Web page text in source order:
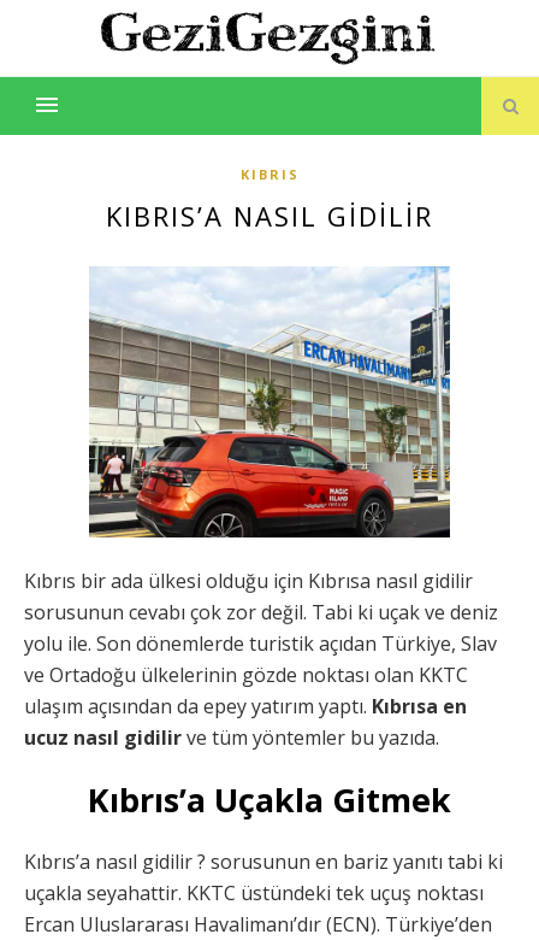
KIBRIS
KIBRIS’A NASIL GIDILIR
Kıbrıs bir ada ülkesi olduğu için Kıbrısa nasıl gidilir
sorusunun cevabı çok zor değil. Tabi ki uçak ve deniz
yolu ile. Son dönemlerde turistik açıdan Türkiye, Slav
ve Ortadoğu ülkelerinin gözde noktası olan KKTC
ulaşım açısından da epey yatırım yaptı. Kıbrısa en
ucuz nasıl gidilirve tüm yöntemler bu yazıda.
Kıbrıs’a Uçakla Gitmek
Kıbrıs’a nasıl gidilir ? sorusunun en bariz yanıtı tabi ki
uçakla seyahattir. KKTC üstündeki tek uçuş noktası
Ercan Uluslararası Havalimanı’dır (ECN). Türkiye’den